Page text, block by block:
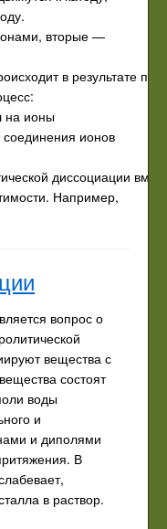
вторые —
в результате
на ионы
соединения ионов
диссоциации
Например,
вопрос о
вещества с
состоят
воды
и
и диполями
В
в раствор.